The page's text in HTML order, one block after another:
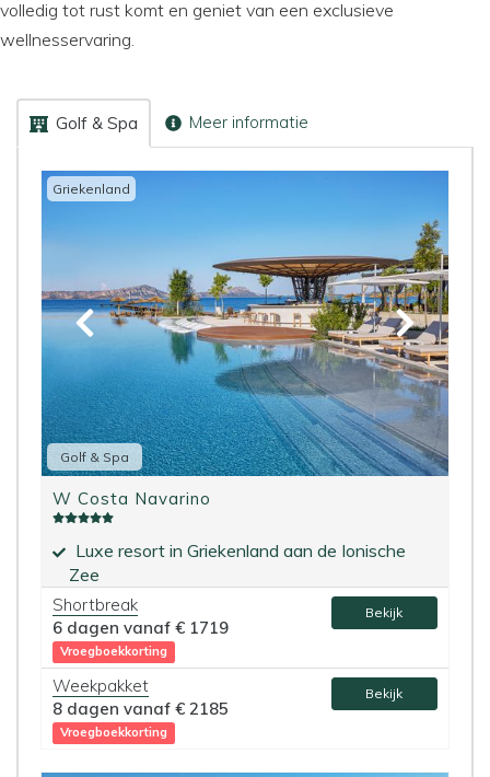
volledig tot rust komt en geniet van een exclusieve
wellnesservaring.
Golf & Spa Meer informatie
Griekenland
Golf & Spa
W Costa Navarino
Luxe resort in Griekenland aan de Ionische
Zee
Culinair genieten bij een van de vijf
restaurants
Shortbreak
6 dagen vanaf € 1719
Vroegboekkorting
Bekijk
Weekpakket
8 dagen vanaf € 2185
Vroegboekkorting
Bekijk